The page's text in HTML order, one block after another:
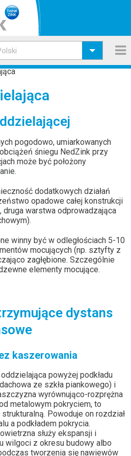
pogodowo, umiarkowanych
śniegu NedZink przy
może być położony
dodatkowych działań
opadowe całej konstrukcji
druga warstwa odprowadzająca
winny być w odległościach 5-10
mocujących (np. sztyfty z
zagłębione. Szczególnie
elementy mocujące.
dystans
kaszerowania
powyżej podkładu
ze szkła piankowego) i
wyrównująco-rozprężna
metalowym pokryciem, to
Powoduje on rozdział
a podkładem pokrycia.
służy ekspansji i
wilgoci z okresu budowy albo
tworzenia się nawiewów